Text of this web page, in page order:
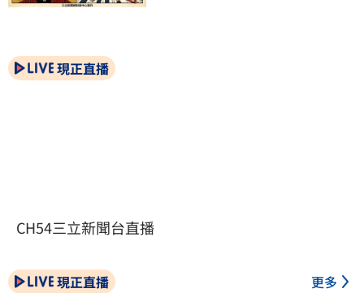
現正直播
CH54三立新聞台直播
現正直播 更多